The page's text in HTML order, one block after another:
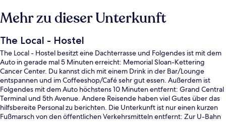
Mehr zu dieser Unterkunft
The Local - Hostel
The Local - Hostel besitzt eine Dachterrasse und Folgendes ist mit dem
Auto in gerade mal 5 Minuten erreicht: Memorial Sloan-Kettering
Cancer Center. Du kannst dich mit einem Drink in der Bar/Lounge
entspannen und im Coffeeshop/Café sehr gut essen. Außerdem ist
Folgendes mit dem Auto höchstens 10 Minuten entfernt: Grand Central
Terminal und 5th Avenue. Andere Reisende haben viel Gutes über das
hilfsbereite Personal zu berichten. Die Unterkunft ist nur einen kurzen
Fußmarsch von den öffentlichen Verkehrsmitteln entfernt: Zur U-Bahn